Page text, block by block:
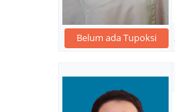
Belum ada Tupoksi